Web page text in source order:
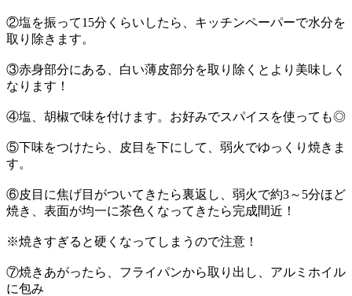
②塩を振って15分くらいしたら、キッチンペーパーで水分を
取り除きます。
③赤身部分にある、白い薄皮部分を取り除くとより美味しく
なります！
④塩、胡椒で味を付けます。お好みでスパイスを使っても◎
⑤下味をつけたら、皮目を下にして、弱火でゆっくり焼きま
す。
⑥皮目に焦げ目がついてきたら裏返し、弱火で約3～5分ほど
焼き、表面が均一に茶色くなってきたら完成間近！
※焼きすぎると硬くなってしまうので注意！
⑦焼きあがったら、フライパンから取り出し、アルミホイル
に包み